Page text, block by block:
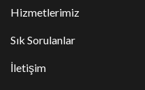
Hizmetlerimiz
Sık Sorulanlar
İletişim